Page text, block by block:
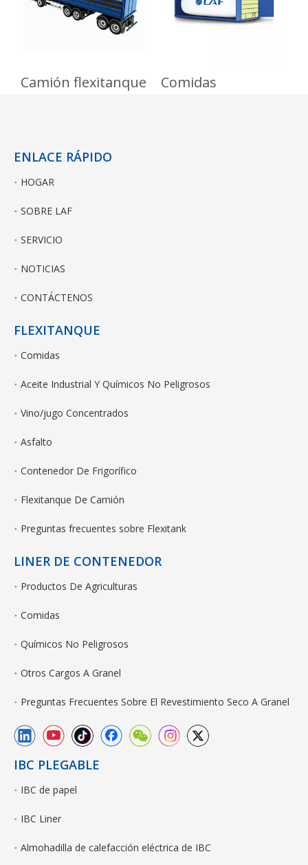
Camión flexitanque Comidas
ENLACE RÁPIDO
HOGAR
SOBRE LAF
SERVICIO
NOTICIAS
CONTÁCTENOS
FLEXITANQUE
Comidas
Aceite Industrial Y Químicos No Peligrosos
Vino/jugo Concentrados
Asfalto
Contenedor De Frigorífico
Flexitanque De Camión
Preguntas frecuentes sobre Flexitank
LINER DE CONTENEDOR
Productos De Agriculturas
Comidas
Químicos No Peligrosos
Otros Cargos A Granel
Preguntas Frecuentes Sobre El Revestimiento Seco A Granel
IBC PLEGABLE
IBC de papel
IBC Liner
Almohadilla de calefacción eléctrica de IBC